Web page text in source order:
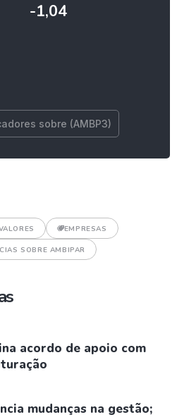
-1,04
sobre (AMBP3)
EMPRESAS
SOBRE AMBIPAR
acordo de apoio com
mudanças na gestão;